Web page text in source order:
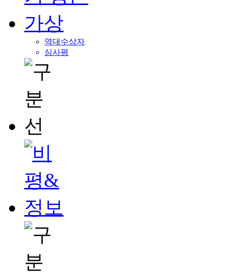
역대수상자
심사평